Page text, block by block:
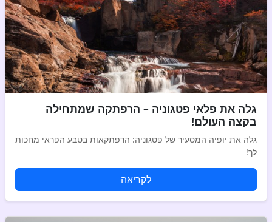
גלה את פלאי פטגוניה – הרפתקה שמתחילה
בקצה העולם!
גלה את יופיה המסעיר של פטגוניה: הרפתקאות בטבע הפראי מחכות
לך!
לקריאה